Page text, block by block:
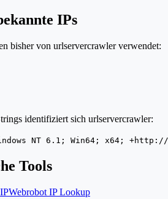
IPs
bisher von urlservercrawler verwendet:
identifiziert sich urlservercrawler:
NT 6.1; Win64; x64;
Tools
IPWebrobot IP Lookup